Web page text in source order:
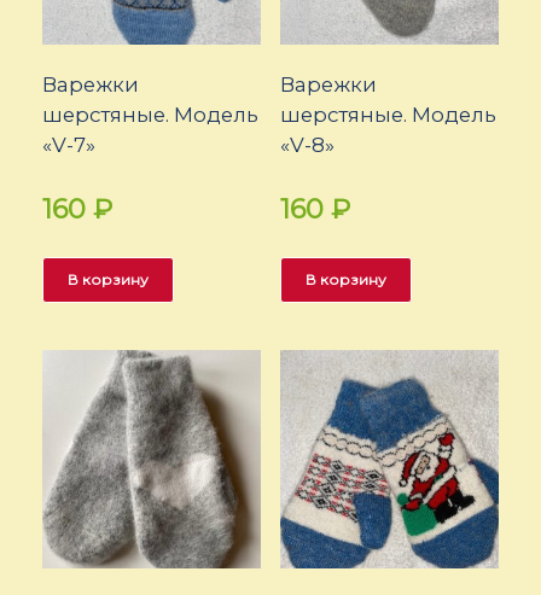
Варежки
шерстяные. Модель
«V-7»
160 ₽
В корзину
Варежки
шерстяные. Модель
«V-8»
160 ₽
В корзину